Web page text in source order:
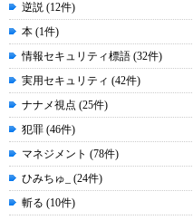
逆説 (12件)
本 (1件)
情報セキュリティ標語 (32件)
実用セキュリティ (42件)
ナナメ視点 (25件)
犯罪 (46件)
マネジメント (78件)
ひみちゅ_ (24件)
斬る (10件)